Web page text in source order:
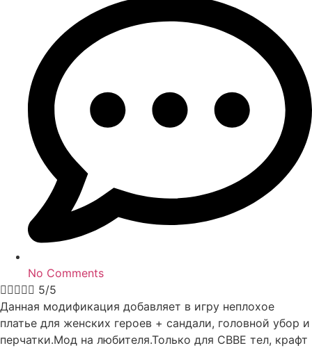
No Comments
 5/5
Данная модификация добавляет в игру неплохое
платье для женских героев + сандали, головной убор и
перчатки.Мод на любителя.Только для CBBE тел, крафт